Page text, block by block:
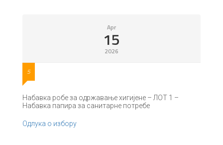
Apr
15
2026
5
Набавка робе за одржавање хигијене – ЛОТ 1 –
Набавка папира за санитарне потребе
Одлука о избору